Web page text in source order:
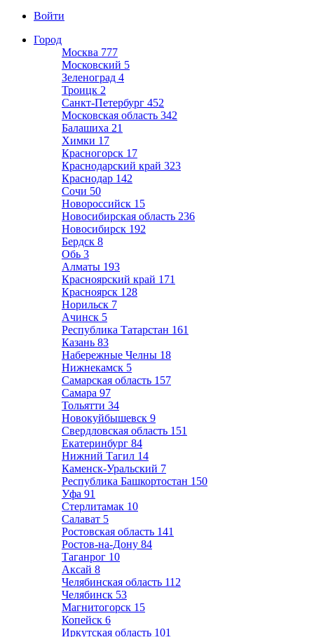
Войти
Город
Москва 777
Московский 5
Зеленоград 4
Троицк 2
Санкт-Петербург 452
Московская область 342
Балашиха 21
Химки 17
Красногорск 17
Краснодарский край 323
Краснодар 142
Сочи 50
Новороссийск 15
Новосибирская область 236
Новосибирск 192
Бердск 8
Обь 3
Алматы 193
Красноярский край 171
Красноярск 128
Норильск 7
Ачинск 5
Республика Татарстан 161
Казань 83
Набережные Челны 18
Нижнекамск 5
Самарская область 157
Самара 97
Тольятти 34
Новокуйбышевск 9
Свердловская область 151
Екатеринбург 84
Нижний Тагил 14
Каменск-Уральский 7
Республика Башкортостан 150
Уфа 91
Стерлитамак 10
Салават 5
Ростовская область 141
Ростов-на-Дону 84
Таганрог 10
Аксай 8
Челябинская область 112
Челябинск 53
Магнитогорск 15
Копейск 6
Иркутская область 101